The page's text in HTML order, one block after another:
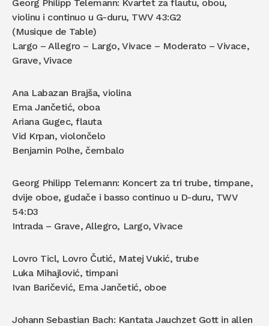
Georg Philipp Telemann: Kvartet za flautu, obou,
violinu i continuo u G-duru, TWV 43:G2
(Musique de Table)
Largo – Allegro – Largo, Vivace – Moderato – Vivace,
Grave, Vivace
Ana Labazan Brajša, violina
Ema Jančetić, oboa
Ariana Gugec, flauta
Vid Krpan, violončelo
Benjamin Polhe, čembalo
Georg Philipp Telemann: Koncert za tri trube, timpane,
dvije oboe, gudače i basso continuo u D-duru, TWV
54:D3
Intrada – Grave, Allegro, Largo, Vivace
Lovro Ticl, Lovro Čutić, Matej Vukić, trube
Luka Mihajlović, timpani
Ivan Baričević, Ema Jančetić, oboe
Johann Sebastian Bach: Kantata Jauchzet Gott in allen